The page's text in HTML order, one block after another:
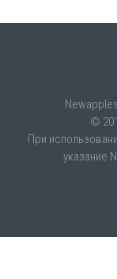
©
При
указание